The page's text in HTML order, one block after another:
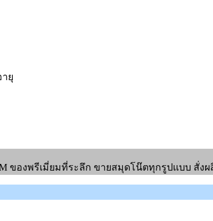
ยุ
ของพรีเมี่ยมที่ระลึก ขายสมุดโน๊ตทุกรูปแบบ สั่